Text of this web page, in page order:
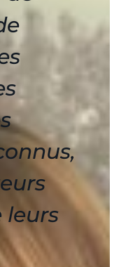
leurs